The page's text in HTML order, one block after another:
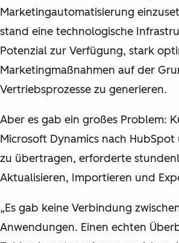
Marketingautomatisierung
stand eine technologische
Potenzial zur Verfügung, stark
Marketingmaßnahmen auf der
Vertriebsprozesse zu generieren.
Aber es gab ein großes Problem:
Microsoft Dynamics nach
zu übertragen, erforderte
Aktualisieren, Importieren und
„Es gab keine Verbindung
Anwendungen. Einen echten